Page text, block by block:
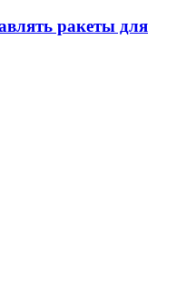
ракеты для